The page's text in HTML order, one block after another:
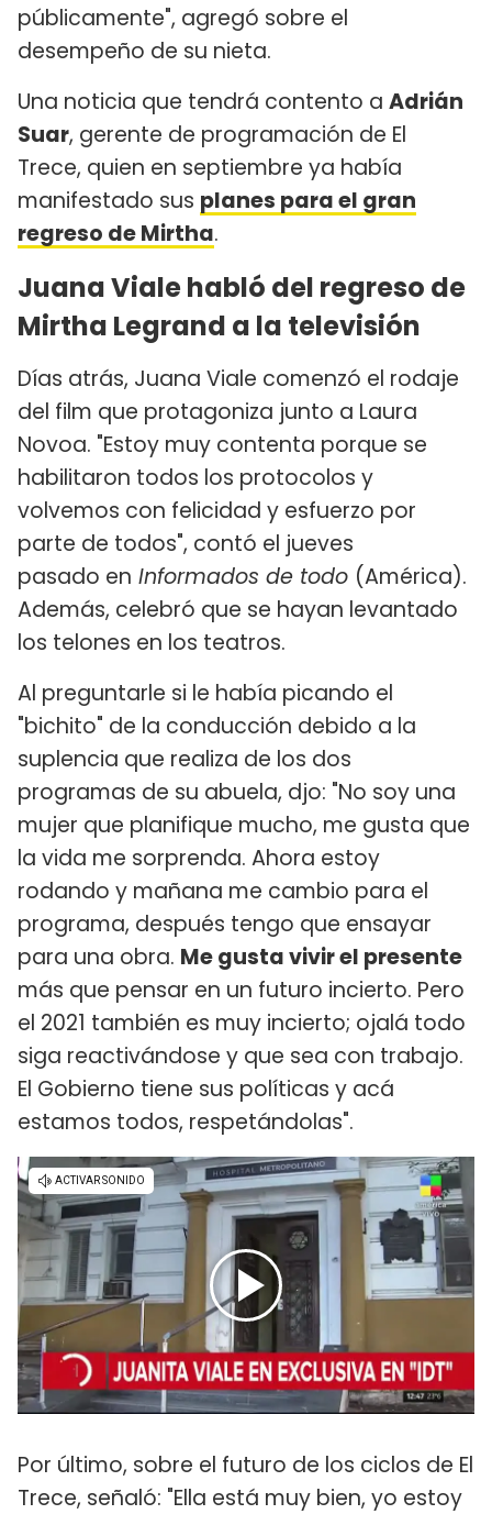
públicamente", agregó sobre el
desempeño de su nieta.
Una noticia que tendrá contento a Adrián
Suar, gerente de programación de El
Trece, quien en septiembre ya había
manifestado sus planes para el gran
regreso de Mirtha.
Juana Viale habló del regreso de
Mirtha Legrand a la televisión
Días atrás, Juana Viale comenzó el rodaje
del film que protagoniza junto a Laura
Novoa. "Estoy muy contenta porque se
habilitaron todos los protocolos y
volvemos con felicidad y esfuerzo por
parte de todos", contó el jueves
pasado en Informados de todo (América).
Además, celebró que se hayan levantado
los telones en los teatros.
Al preguntarle si le había picando el
"bichito" de la conducción debido a la
suplencia que realiza de los dos
programas de su abuela, djo: "No soy una
mujer que planifique mucho, me gusta que
la vida me sorprenda. Ahora estoy
rodando y mañana me cambio para el
programa, después tengo que ensayar
para una obra. Me gusta vivir el presente
más que pensar en un futuro incierto. Pero
el 2021 también es muy incierto; ojalá todo
siga reactivándose y que sea con trabajo.
El Gobierno tiene sus políticas y acá
estamos todos, respetándolas".
Por último, sobre el futuro de los ciclos de El
Trece, señaló: "Ella está muy bien, yo estoy